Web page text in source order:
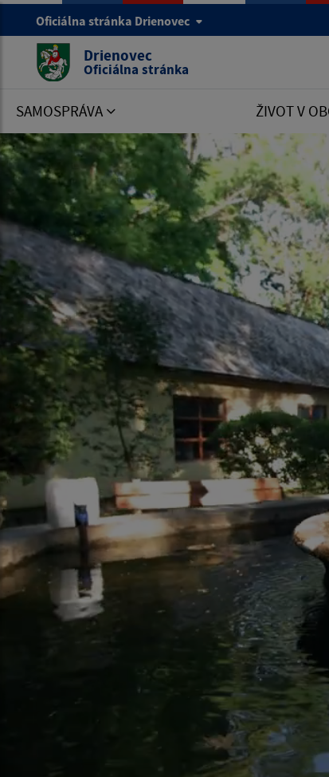
Oficiálna stránka Drienovec
Drienovec
Oficiálna stránka
SAMOSPRÁVA ŽIVOT V